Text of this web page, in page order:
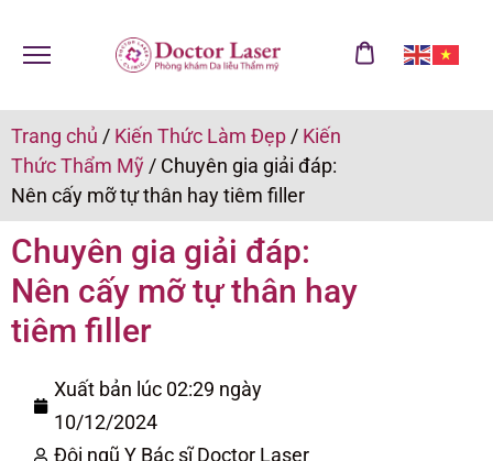
Trang chủ / Kiến Thức Làm Đẹp / Kiến
Thức Thẩm Mỹ / Chuyên gia giải đáp:
Nên cấy mỡ tự thân hay tiêm filler
Chuyên gia giải đáp:
Nên cấy mỡ tự thân hay
tiêm filler
Xuất bản lúc 02:29 ngày
10/12/2024
Đội ngũ Y Bác sĩ Doctor Laser